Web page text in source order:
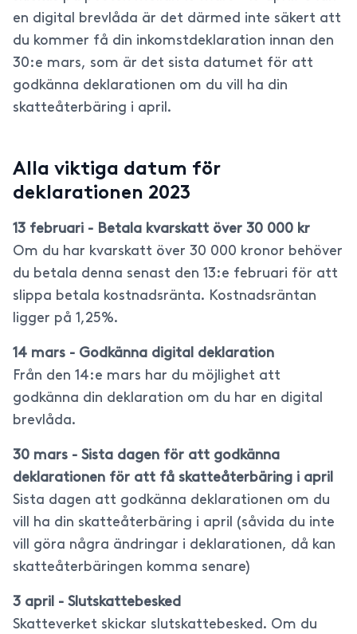
en digital brevlåda är det därmed inte säkert att
du kommer få din inkomstdeklaration innan den
30:e mars, som är det sista datumet för att
godkänna deklarationen om du vill ha din
skatteåterbäring i april.
Alla viktiga datum för
deklarationen 2023
13 februari - Betala kvarskatt över 30 000 kr
Om du har kvarskatt över 30 000 kronor behöver
du betala denna senast den 13:e februari för att
slippa betala kostnadsränta. Kostnadsräntan
ligger på 1,25%.
14 mars - Godkänna digital deklaration
Från den 14:e mars har du möjlighet att
godkänna din deklaration om du har en digital
brevlåda.
30 mars - Sista dagen för att godkänna
deklarationen för att få skatteåterbäring i april
Sista dagen att godkänna deklarationen om du
vill ha din skatteåterbäring i april (såvida du inte
vill göra några ändringar i deklarationen, då kan
skatteåterbäringen komma senare)
3 april - Slutskattebesked
Skatteverket skickar slutskattebesked. Om du